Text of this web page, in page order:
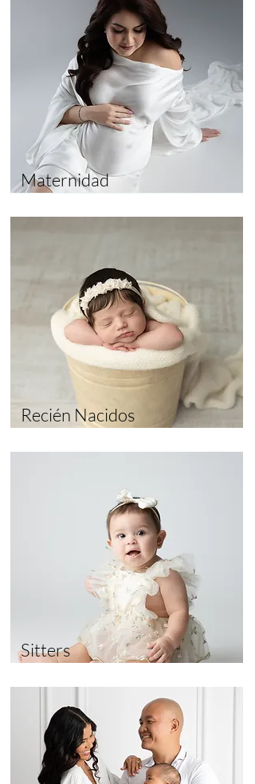
Maternidad
Recién Nacidos
Sitters